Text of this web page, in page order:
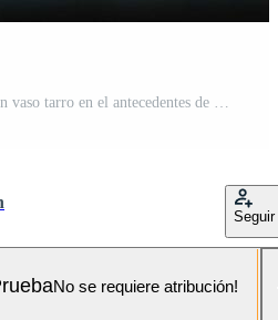
Seguir
No se requiere atribución!